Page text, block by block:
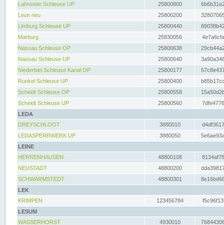
Lahnstein Schleuse UP
25800800
Leun neu
25800200
Limburg Schleuse UP
25800440
Marburg
25830056
Nassau Schleuse OP
25800638
Nassau Schleuse UP
25800640
Niederbiel Schleuse Kanal OP
25800177
Runkel Schleuse UP
25800400
Scheidt Schleuse OP
25800558
Scheidt Schleuse UP
25800560
LEDA
DREYSCHLOOT
3880010
LEDASPERRWERK UP
3880050
LEINE
HERRENHAUSEN
48800108
NEUSTADT
48800200
SCHWARMSTEDT
48800301
LEK
KRIMPEN
123456784
LESUM
WASSERHORST
4930010